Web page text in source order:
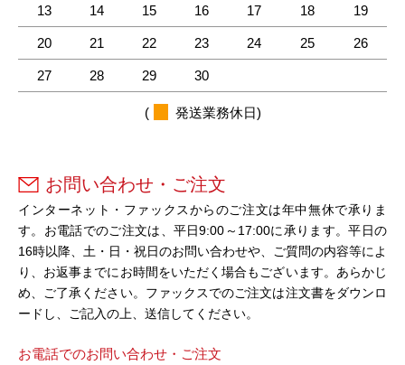
13 14 15 16 17 18 19
20 21 22 23 24 25 26
27 28 29 30
( 発送業務休日)
お問い合わせ・ご注文
インターネット・ファックスからのご注文は年中無休で承りま
す。お電話でのご注文は、平日9:00～17:00に承ります。平日の
16時以降、土・日・祝日のお問い合わせや、ご質問の内容等によ
り、お返事までにお時間をいただく場合もございます。あらかじ
め、ご了承ください。ファックスでのご注文は注文書をダウンロ
ードし、ご記入の上、送信してください。
お電話でのお問い合わせ・ご注文